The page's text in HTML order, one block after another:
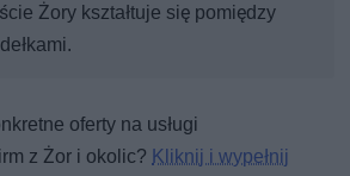
Żory kształtuje się pomiędzy
oferty na usługi
z Żor i okolic? Kliknij i wypełnij